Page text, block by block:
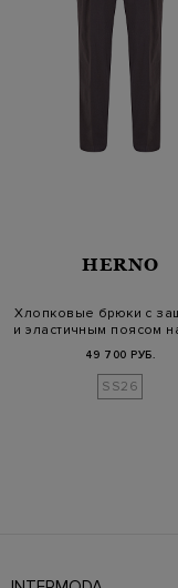
HERNO
Хлопковые брюки с
и эластичным поясом
49 700 РУБ.
SS26